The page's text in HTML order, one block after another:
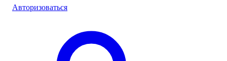
Авторизоваться